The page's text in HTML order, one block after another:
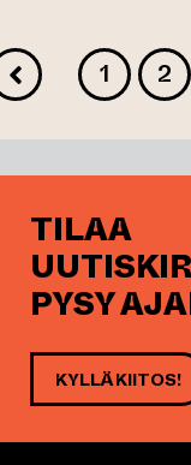
EDELLINEN
Sivu
1 2
TILAA
PYSY
KYLLÄ KIITOS!